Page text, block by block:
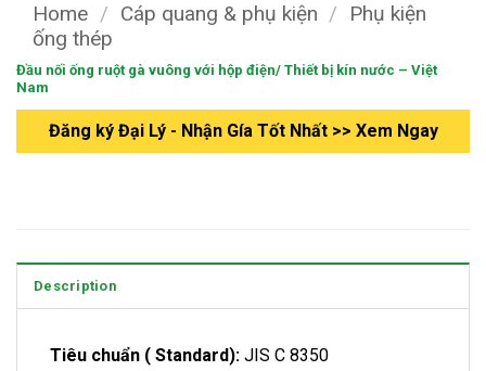
Home / Cáp quang & phụ kiện /
Phụ kiện
ống thép
Đầu nối ống ruột gà vuông với hộp điện/ Thiết bị kín nước – Việt
Nam
Đăng ký Đại Lý - Nhận Gía Tốt Nhất >> Xem Ngay
Description
Tiêu chuẩn ( Standard): JIS C 8350